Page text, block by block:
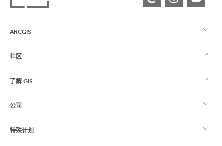
ARCGIS
ArcGIS 概览
制图
社区
Esri 社区
ArcGIS 博客
了解 GIS
什么是 GIS？
位置智能
公司
关于 Esri
特殊计划